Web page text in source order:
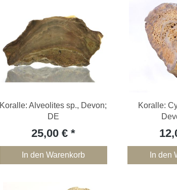
Koralle: Alveolites sp., Devon;
DE
25,00 €
In den Warenkorb
Koralle:
In den